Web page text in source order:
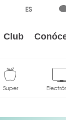
Club